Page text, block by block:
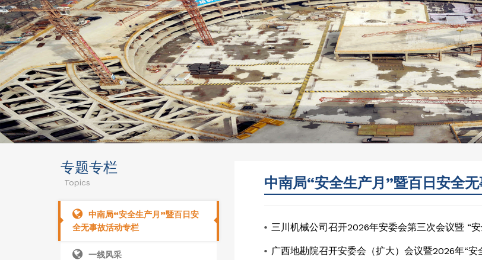
专题专栏
Topics
中南局“安全生产月”暨百日安
全无事故活动专栏
一线风采
中南局“安全生产月”暨百日安全
三川机械公司召开2026年安委会第三次会议暨 “
广西地勘院召开安委会（扩大）会议暨2026年“安